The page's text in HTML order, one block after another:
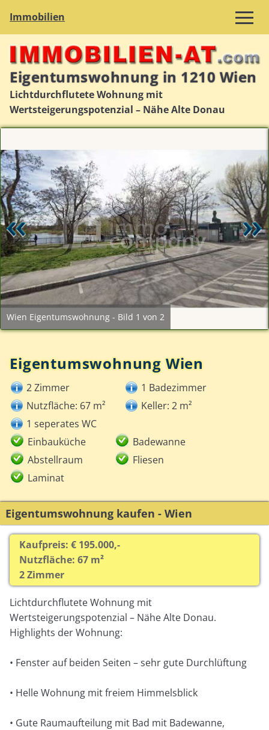
Immobilien
Eigentumswohnung in 1210 Wien
Lichtdurchflutete Wohnung mit
Wertsteigerungspotenzial – Nähe Alte Donau
Wien Eigentumswohnung - Bild 1 von 2
Eigentumswohnung Wien
2 Zimmer
1 Badezimmer
Nutzfläche: 67 m²
Keller: 2 m²
1 seperates WC
Einbauküche
Badewanne
Abstellraum
Fliesen
Laminat
Eigentumswohnung kaufen - Wien
Kaufpreis: € 195.000,-
Nutzfläche: 67 m²
2 Zimmer
Lichtdurchflutete Wohnung mit
Wertsteigerungspotenzial – Nähe Alte Donau.
Highlights der Wohnung:
• Fenster auf beiden Seiten – sehr gute Durchlüftung
• Helle Wohnung mit freiem Himmelsblick
• Gute Raumaufteilung mit Bad mit Badewanne,